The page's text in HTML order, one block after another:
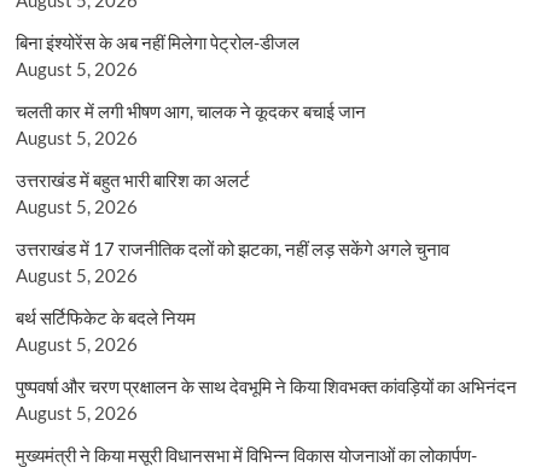
बिना इंश्योरेंस के अब नहीं मिलेगा पेट्रोल-डीजल
August 5, 2026
चलती कार में लगी भीषण आग, चालक ने कूदकर बचाई जान
August 5, 2026
उत्तराखंड में बहुत भारी बारिश का अलर्ट
August 5, 2026
उत्तराखंड में 17 राजनीतिक दलों को झटका, नहीं लड़ सकेंगे अगले चुनाव
August 5, 2026
बर्थ सर्टिफिकेट के बदले नियम
August 5, 2026
पुष्पवर्षा और चरण प्रक्षालन के साथ देवभूमि ने किया शिवभक्त कांवड़ियों का अभिनंदन
August 5, 2026
मुख्यमंत्री ने किया मसूरी विधानसभा में विभिन्न विकास योजनाओं का लोकार्पण-